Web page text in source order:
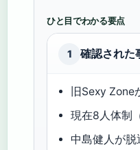
ひと目でわかる要点
1 確認された
旧Sexy Zone
現在8人体制
中島健人が脱